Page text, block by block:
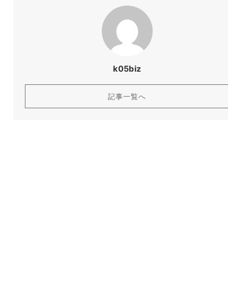
k05biz
記事一覧へ